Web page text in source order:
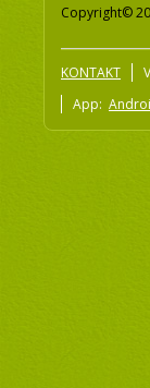
Copyright©
KONTAKT
App: